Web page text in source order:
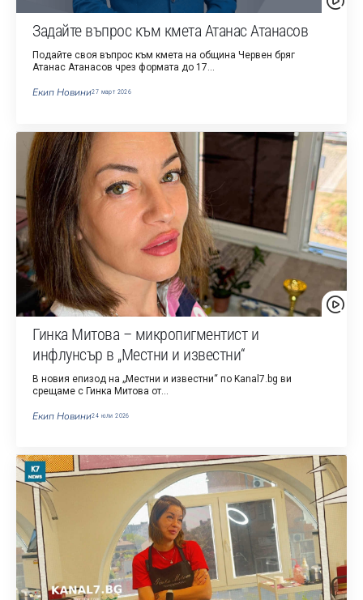
Задайте въпрос към кмета Атанас Атанасов
Подайте своя въпрос към кмета на община Червен бряг
Атанас Атанасов чрез формата до 17…
Екип Новини27 март 2026
Гинка Митова – микропигментист и
инфлунсър в „Местни и известни“
В новия епизод на „Местни и известни“ по Kanal7.bg ви
срещаме с Гинка Митова от…
Екип Новини24 юли 2026